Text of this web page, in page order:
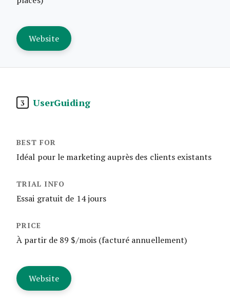
Website
3 UserGuiding
Idéal pour le marketing auprès des clients existants
Essai gratuit de 14 jours
À partir de 89 $/mois (facturé annuellement)
Website